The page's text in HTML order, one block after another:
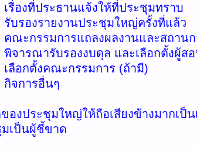
านแจ้งให้ที่ประชุมทราบ
านประชุมใหญ่ครั้งที่แล้ว
แถลงผลงานและสถานกา
งบดุล และเลือกตั้งผู้สอบบั
ะกรรมการ (ถ้ามี)
อื่นๆ
ใหญ่ให้ถือเสียงข้างมากเป็นเก
เป็นผู้ชี้ขาด